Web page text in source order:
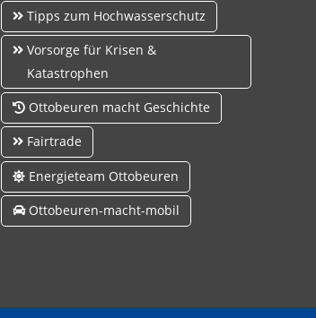
Tipps zum Hochwasserschutz
Vorsorge für Krisen &
Katastrophen
Ottobeuren macht Geschichte
Fairtrade
Energieteam Ottobeuren
Ottobeuren-macht-mobil